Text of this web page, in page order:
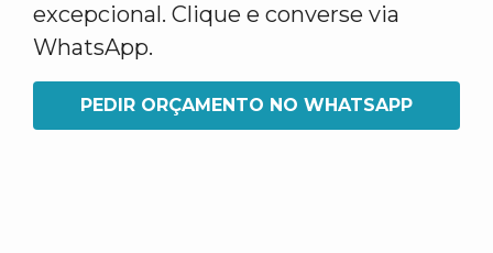
excepcional. Clique e converse via
WhatsApp.
PEDIR ORÇAMENTO NO WHATSAPP